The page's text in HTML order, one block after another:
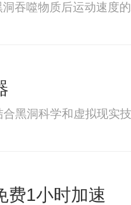
吞噬物质后运动速度
黑洞科学和虚拟现实
费1小时加速